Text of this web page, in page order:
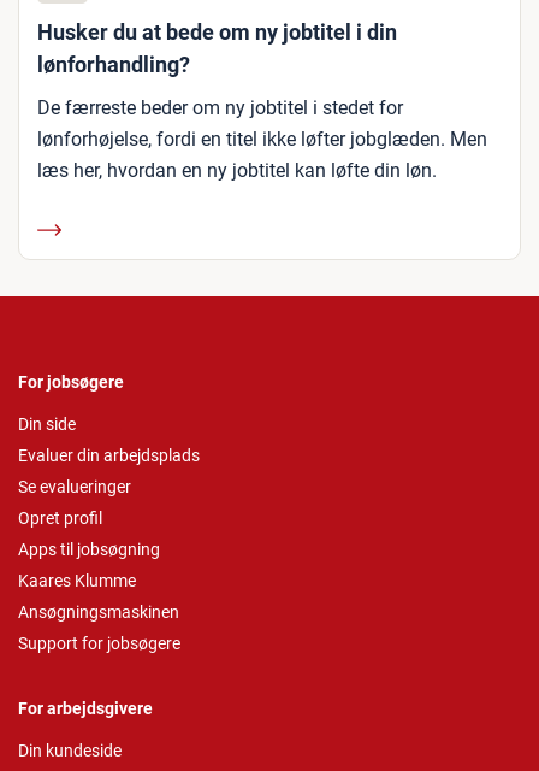
Husker du at bede om ny jobtitel i din
lønforhandling?
De færreste beder om ny jobtitel i stedet for
lønforhøjelse, fordi en titel ikke løfter jobglæden. Men
læs her, hvordan en ny jobtitel kan løfte din løn.
For jobsøgere
Din side
Evaluer din arbejdsplads
Se evalueringer
Opret profil
Apps til jobsøgning
Kaares Klumme
Ansøgningsmaskinen
Support for jobsøgere
For arbejdsgivere
Din kundeside